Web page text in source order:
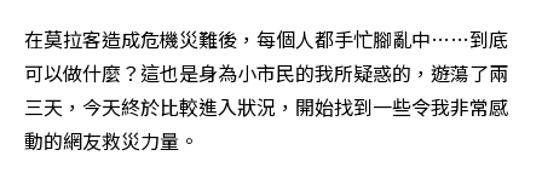
在莫拉客造成危機災難後，每個人都手忙腳亂中……到底
可以做什麼？這也是身為小市民的我所疑惑的，遊蕩了兩
三天，今天終於比較進入狀況，開始找到一些令我非常感
動的網友救災力量。